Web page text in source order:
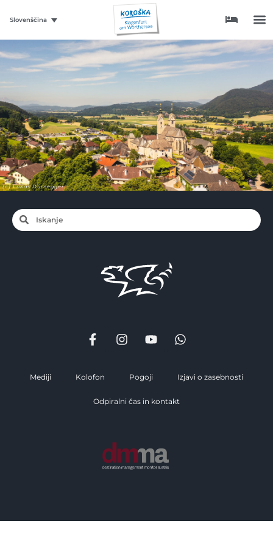
Slovenščina
(c) Lukas Dürnegger
Mediji Kolofon Pogoji Izjavi o zasebnosti
Odpiralni čas in kontakt